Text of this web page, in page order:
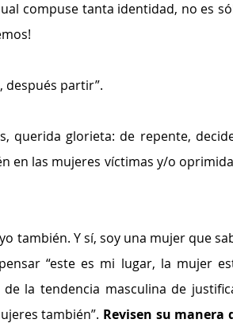
compuse tanta identidad, no es
después partir”.
querida glorieta: de repente,
en las mujeres víctimas y/o
también. Y sí, soy una mujer que
“este es mi lugar, la mujer
la tendencia masculina de
también”. Revisen su manera